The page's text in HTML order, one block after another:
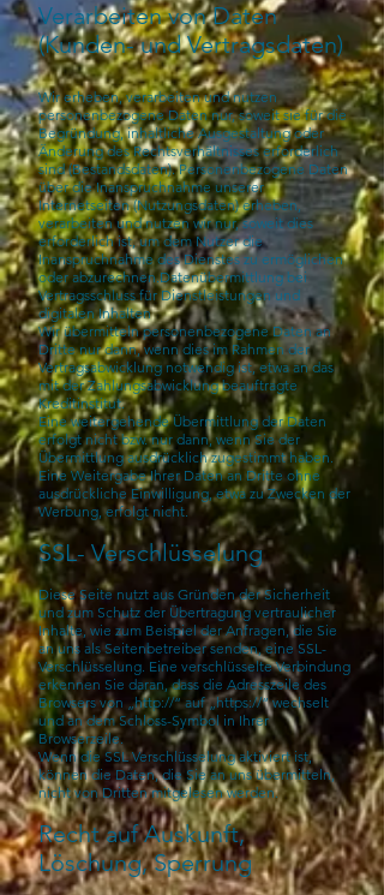
Verarbeiten von Daten
(Kunden- und Vertragsdaten)
Wir erheben, verarbeiten und nutzen
personenbezogene Daten nur, soweit sie für die
Begründung, inhaltliche Ausgestaltung oder
Änderung des Rechtsverhältnisses erforderlich
sind (Bestandsdaten). Personenbezogene Daten
über die Inanspruchnahme unserer
Internetseiten (Nutzungsdaten) erheben,
verarbeiten und nutzen wir nur, soweit dies
erforderlich ist, um dem Nutzer die
Inanspruchnahme des Dienstes zu ermöglichen
oder abzurechnen.Datenübermittlung bei
Vertragsschluss für Dienstleistungen und
digitalen Inhalten
Wir übermitteln personenbezogene Daten an
Dritte nur dann, wenn dies im Rahmen der
Vertragsabwicklung notwendig ist, etwa an das
mit der Zahlungsabwicklung beauftragte
Kreditinstitut.
Eine weitergehende Übermittlung der Daten
erfolgt nicht bzw. nur dann, wenn Sie der
Übermittlung ausdrücklich zugestimmt haben.
Eine Weitergabe Ihrer Daten an Dritte ohne
ausdrückliche Einwilligung, etwa zu Zwecken der
Werbung, erfolgt nicht.
SSL- Verschlüsselung
Diese Seite nutzt aus Gründen der Sicherheit
und zum Schutz der Übertragung vertraulicher
Inhalte, wie zum Beispiel der Anfragen, die Sie
an uns als Seitenbetreiber senden, eine SSL-
Verschlüsselung. Eine verschlüsselte Verbindung
erkennen Sie daran, dass die Adresszeile des
Browsers von „http://“ auf „https://“ wechselt
und an dem Schloss-Symbol in Ihrer
Browserzeile.
Wenn die SSL Verschlüsselung aktiviert ist,
können die Daten, die Sie an uns übermitteln,
nicht von Dritten mitgelesen werden.
Recht auf Auskunft,
Löschung, Sperrung